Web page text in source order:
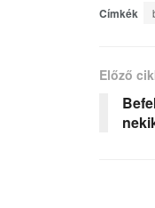
Címkék
Előző